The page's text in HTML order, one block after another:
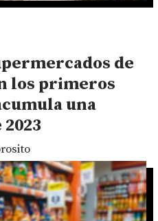
de
los primeros
una